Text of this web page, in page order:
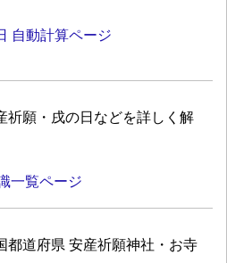
自動計算ページ
祈願・戌の日などを詳しく解
一覧ページ
都道府県 安産祈願神社・お寺